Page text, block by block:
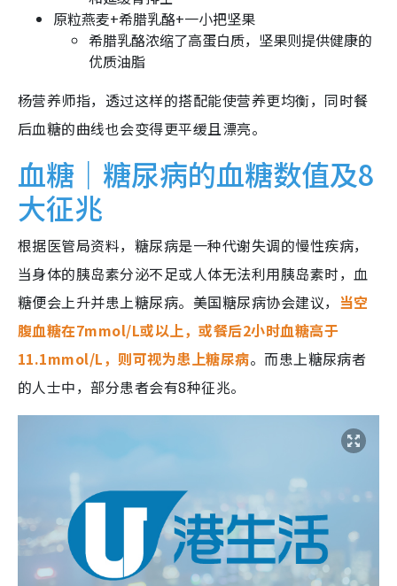
原粒燕麦+希腊乳酪+一小把坚果
希腊乳酪浓缩了高蛋白质，坚果则提供健康的
优质油脂
杨营养师指，透过这样的搭配能使营养更均衡，同时餐
后血糖的曲线也会变得更平缓且漂亮。
血糖｜糖尿病的血糖数值及8
大征兆
根据医管局资料，糖尿病是一种代谢失调的慢性疾病，
当身体的胰岛素分泌不足或人体无法利用胰岛素时，血
糖便会上升并患上糖尿病。美国糖尿病协会建议， 当空
腹血糖在7mmol/L或以上，或餐后2小时血糖高于
11.1mmol/L，则可视为患上糖尿病。而患上糖尿病者
的人士中，部分患者会有8种征兆。